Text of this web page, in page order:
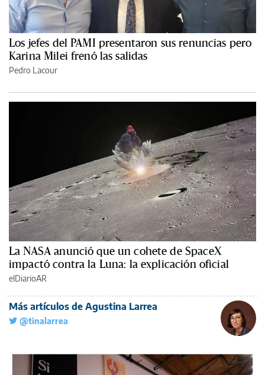
Los jefes del PAMI presentaron sus renuncias pero
Karina Milei frenó las salidas
Pedro Lacour
La NASA anunció que un cohete de SpaceX
impactó contra la Luna: la explicación oficial
elDiarioAR
Más artículos de Agustina Larrea
@tinalarrea